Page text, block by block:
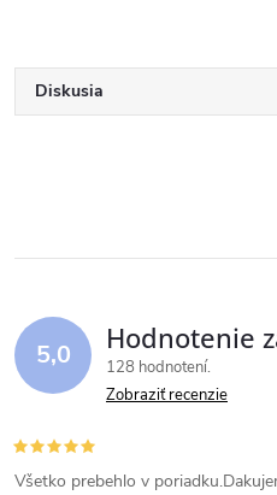
Diskusia
5,0 Hodnotenie
128 hodnotení
Zobraziť recenzie
Všetko prebehlo v